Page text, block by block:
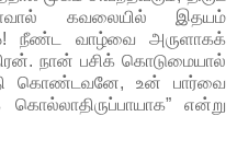
கவலையில் இதயம்
நீண்ட வாழ்வை அருளாகக்
நான் பசிக் கொடுமையால்
கொண்டவனே, உன் பார்வை
என்று